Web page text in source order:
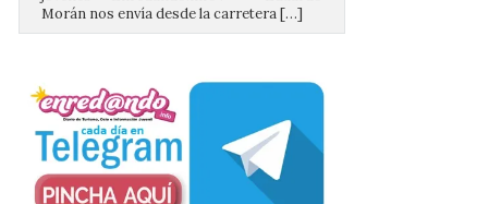
Camarzius fest: frente al
macroevento, un festival
que apuesta por el legado.
6 Ago 2026
Los días 7, 8 y 9 de agosto
de 2026, Camarzana de
Tera volverá a convertirse